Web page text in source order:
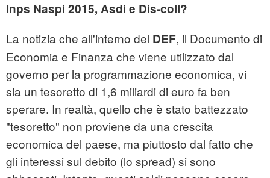
Inps Naspi 2015, Asdi e Dis-coll?
La notizia che all'interno del DEF, il Documento di
Economia e Finanza che viene utilizzato dal
governo per la programmazione economica, vi
sia un tesoretto di 1,6 miliardi di euro fa ben
sperare. In realtà, quello che è stato battezzato
"tesoretto" non proviene da una crescita
economica del paese, ma piuttosto dal fatto che
gli interessi sul debito (lo spread) si sono